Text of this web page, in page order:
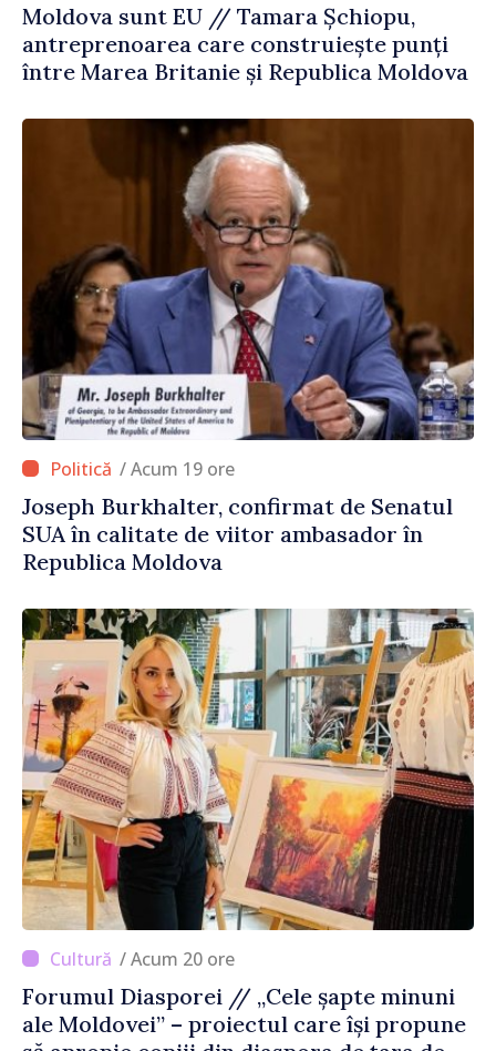
Moldova sunt EU // Tamara Șchiopu,
antreprenoarea care construiește punți
între Marea Britanie și Republica Moldova
/ Acum 19 ore
Joseph Burkhalter, confirmat de Senatul
SUA în calitate de viitor ambasador în
Republica Moldova
/ Acum 20 ore
Forumul Diasporei // „Cele șapte minuni
ale Moldovei” – proiectul care își propune